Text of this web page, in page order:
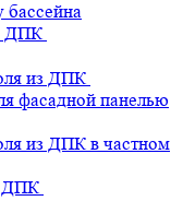
бассейна
ДПК
из ДПК
фасадной панелью
из ДПК в частном
ДПК